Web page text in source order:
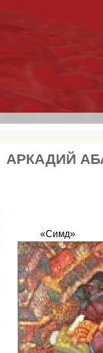
АРКАДИЙ
«Симд»